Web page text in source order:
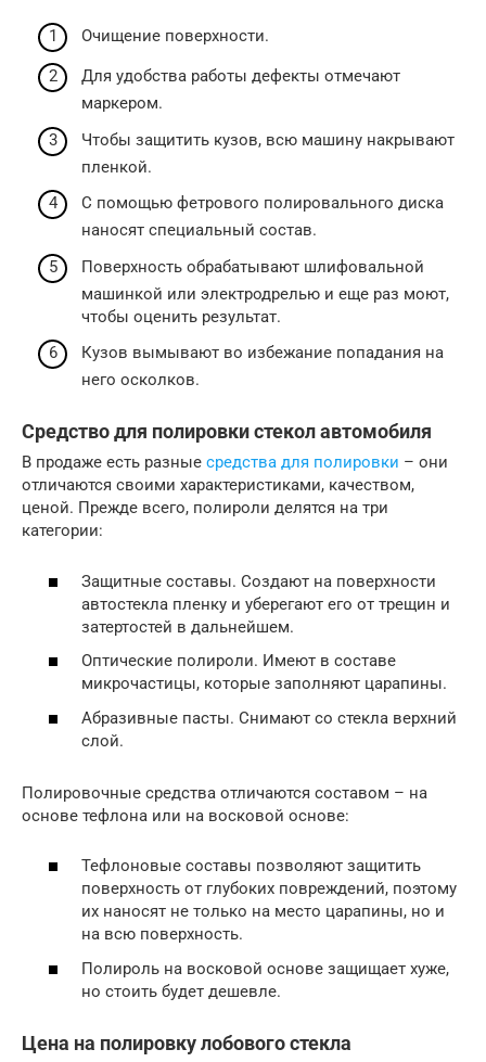
Очищение поверхности.
Для удобства работы дефекты отмечают
маркером.
Чтобы защитить кузов, всю машину накрывают
пленкой.
С помощью фетрового полировального диска
наносят специальный состав.
Поверхность обрабатывают шлифовальной
машинкой или электродрелью и еще раз моют,
чтобы оценить результат.
Кузов вымывают во избежание попадания на
него осколков.
Средство для полировки стекол автомобиля
В продаже есть разные средства для полировки – они
отличаются своими характеристиками, качеством,
ценой. Прежде всего, полироли делятся на три
категории:
Защитные составы. Создают на поверхности
автостекла пленку и уберегают его от трещин и
затертостей в дальнейшем.
Оптические полироли. Имеют в составе
микрочастицы, которые заполняют царапины.
Абразивные пасты. Снимают со стекла верхний
слой.
Полировочные средства отличаются составом – на
основе тефлона или на восковой основе:
Тефлоновые составы позволяют защитить
поверхность от глубоких повреждений, поэтому
их наносят не только на место царапины, но и
на всю поверхность.
Полироль на восковой основе защищает хуже,
но стоить будет дешевле.
Цена на полировку лобового стекла